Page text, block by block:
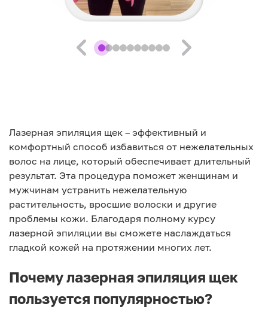
Лазерная эпиляция щек – эффективный и
комфортный способ избавиться от нежелательных
волос на лице, который обеспечивает длительный
результат. Эта процедура поможет женщинам и
мужчинам устранить нежелательную
растительность, вросшие волоски и другие
проблемы кожи. Благодаря полному курсу
лазерной эпиляции вы сможете наслаждаться
гладкой кожей на протяжении многих лет.
Почему лазерная эпиляция щек
пользуется популярностью?